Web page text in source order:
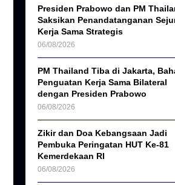
Presiden Prabowo dan PM
Saksikan Penandatanganan
Kerja Sama Strategis
06/08/2026
PM Thailand Tiba di Jakarta,
Penguatan Kerja Sama Bilateral
dengan Presiden Prabowo
06/08/2026
Zikir dan Doa Kebangsaan Jadi
Pembuka Peringatan HUT Ke-81
Kemerdekaan RI
06/08/2026